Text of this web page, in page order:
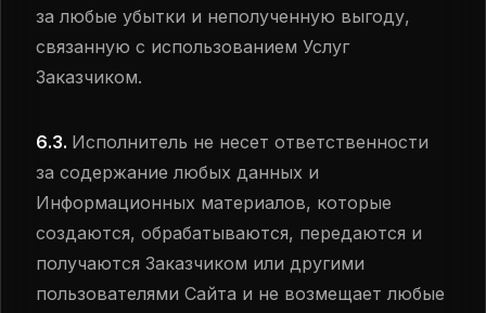
за любые убытки и неполученную выгоду,
связанную с использованием Услуг
Заказчиком.
6.3. Исполнитель не несет ответственности
за содержание любых данных и
Информационных материалов, которые
создаются, обрабатываются, передаются и
получаются Заказчиком или другими
пользователями Сайта и не возмещает любые